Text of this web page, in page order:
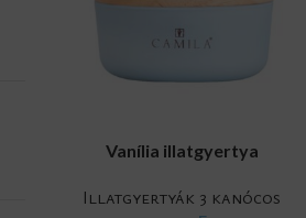
ADD TO CARTVanília illatgyertya
Illatgyertyák 3 kanócos